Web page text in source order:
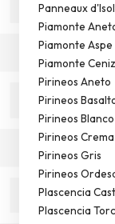
Panneaux
Piamonte
Piamonte Aspe
Piamonte
Pirineos Aneto
Pirineos
Pirineos Blanco
Pirineos Crema
Pirineos Gris
Pirineos
Plascencia
Plascencia